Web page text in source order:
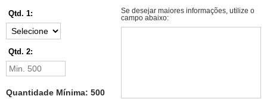
Qtd. 1:
Qtd. 2:
Quantidade Mínima: 500
Se desejar maiores informações, utilize o
campo abaixo: